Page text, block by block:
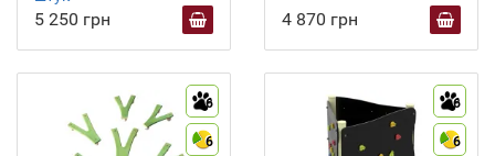
5 250 грн 4 870 грн
6
6
6
6